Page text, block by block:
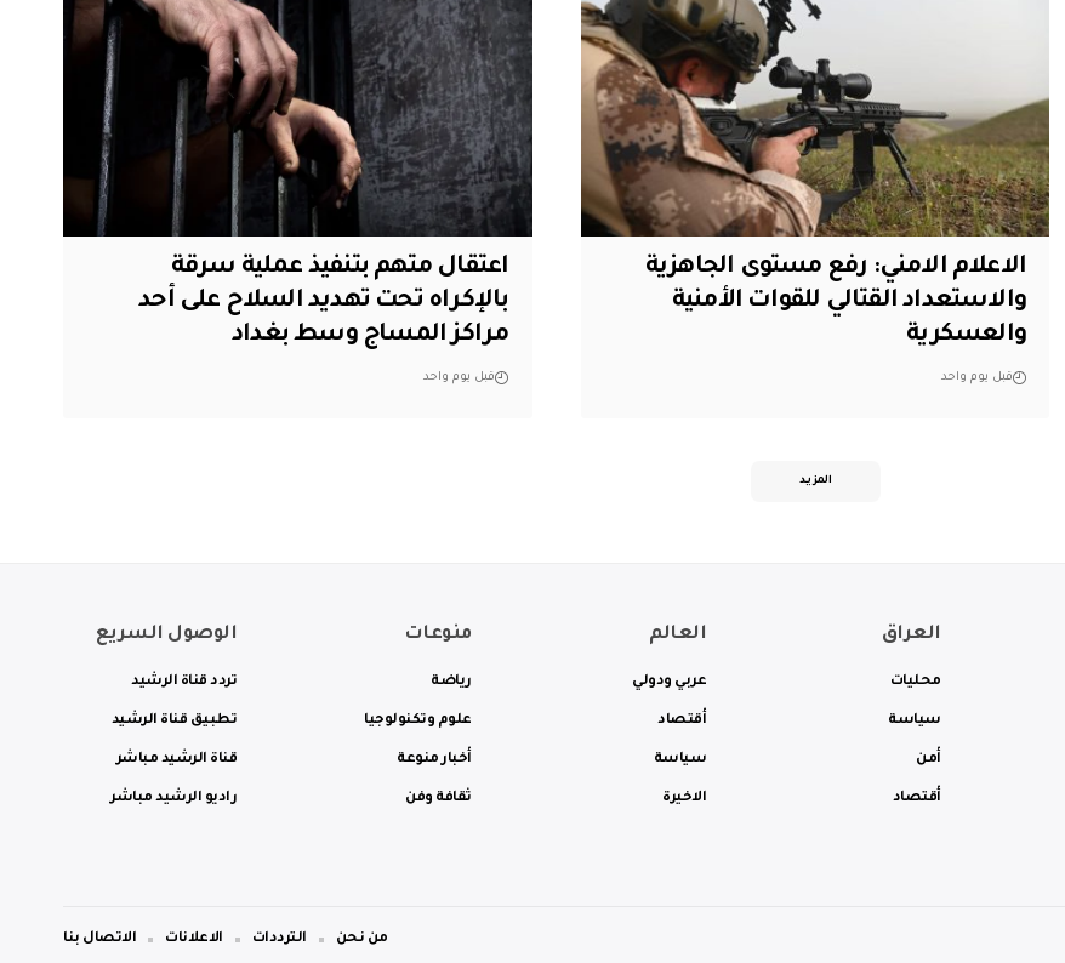
الاعلام الامني: رفع مستوى الجاهزية
والاستعداد القتالي للقوات الأمنية
والعسكرية
قبل يوم واحد
اعتقال متهم بتنفيذ عملية سرقة
بالإكراه تحت تهديد السلاح على أحد
مراكز المساج وسط بغداد
قبل يوم واحد
المزيد
العراق
محليات
سياسة
أمن
أقتصاد
العالم
عربي ودولي
أقتصاد
سياسة
الاخيرة
منوعات
رياضة
علوم وتكنولوجيا
أخبار منوعة
ثقافة وفن
الوصول السريع
تردد قناة الرشيد
تطبيق قناة الرشيد
قناة الرشيد مباشر
راديو الرشيد مباشر
من نحن الترددات الاعلانات الاتصال بنا